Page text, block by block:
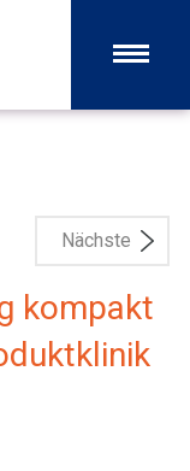
Nächste
kompakt